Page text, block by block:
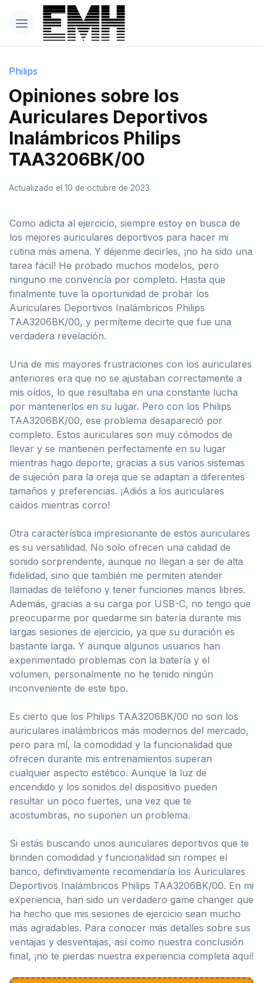
Philips
Opiniones sobre los
Auriculares Deportivos
Inalámbricos Philips
TAA3206BK/00
Actualizado el 10 de octubre de 2023
Como adicta al ejercicio, siempre estoy en busca de
los mejores auriculares deportivos para hacer mi
rutina más amena. Y déjenme decirles, ¡no ha sido una
tarea fácil! He probado muchos modelos, pero
ninguno me convencía por completo. Hasta que
finalmente tuve la oportunidad de probar los
Auriculares Deportivos Inalámbricos Philips
TAA3206BK/00, y permíteme decirte que fue una
verdadera revelación.
Una de mis mayores frustraciones con los auriculares
anteriores era que no se ajustaban correctamente a
mis oídos, lo que resultaba en una constante lucha
por mantenerlos en su lugar. Pero con los Philips
TAA3206BK/00, ese problema desapareció por
completo. Estos auriculares son muy cómodos de
llevar y se mantienen perfectamente en su lugar
mientras hago deporte, gracias a sus varios sistemas
de sujeción para la oreja que se adaptan a diferentes
tamaños y preferencias. ¡Adiós a los auriculares
caídos mientras corro!
Otra característica impresionante de estos auriculares
es su versatilidad. No solo ofrecen una calidad de
sonido sorprendente, aunque no llegan a ser de alta
fidelidad, sino que también me permiten atender
llamadas de teléfono y tener funciones manos libres.
Además, gracias a su carga por USB-C, no tengo que
preocuparme por quedarme sin batería durante mis
largas sesiones de ejercicio, ya que su duración es
bastante larga. Y aunque algunos usuarios han
experimentado problemas con la batería y el
volumen, personalmente no he tenido ningún
inconveniente de este tipo.
Es cierto que los Philips TAA3206BK/00 no son los
auriculares inalámbricos más modernos del mercado,
pero para mí, la comodidad y la funcionalidad que
ofrecen durante mis entrenamientos superan
cualquier aspecto estético. Aunque la luz de
encendido y los sonidos del dispositivo pueden
resultar un poco fuertes, una vez que te
acostumbras, no suponen un problema.
Si estás buscando unos auriculares deportivos que te
brinden comodidad y funcionalidad sin romper el
banco, definitivamente recomendaría los Auriculares
Deportivos Inalámbricos Philips TAA3206BK/00. En mi
experiencia, han sido un verdadero game changer que
ha hecho que mis sesiones de ejercicio sean mucho
más agradables. Para conocer más detalles sobre sus
ventajas y desventajas, así como nuestra conclusión
final, ¡no te pierdas nuestra experiencia completa aquí!